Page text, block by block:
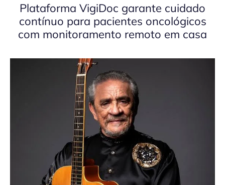
Plataforma VigiDoc garante cuidado
contínuo para pacientes oncológicos
com monitoramento remoto em casa